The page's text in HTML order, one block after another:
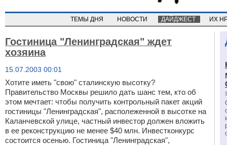
ТЕМЫ ДНЯ НОВОСТИ ДАЙДЖЕСТ ИХ
Гостиница "Ленинградская" ждет
хозяина
15.07.2003 00:01
Хотите иметь "свою" сталинскую высотку?
Правительство Москвы решило дать шанс тем, кто об
этом мечтает: чтобы получить контрольный пакет акций
гостиницы "Ленинградская", располеженной в высотке на
Каланчевской улице, частный инвестор должен вложить
в ее реконструкцию не менее $40 млн. Инвестконкурс
состоится осенью. Гостиница "Ленинградская",